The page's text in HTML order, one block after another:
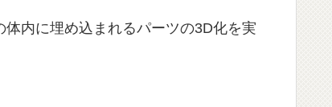
内に埋め込まれるパーツの3D化を実